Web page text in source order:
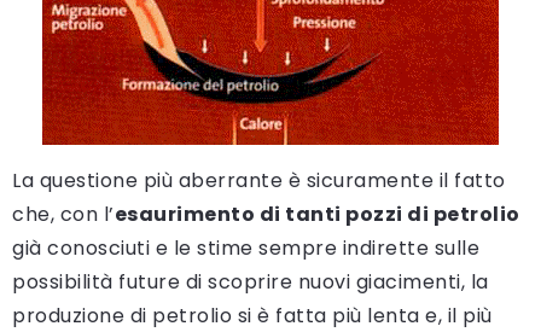
La questione più aberrante è sicuramente il fatto
che, con l’esaurimento di tanti pozzi di petrolio
già conosciuti e le stime sempre indirette sulle
possibilità future di scoprire nuovi giacimenti, la
produzione di petrolio si è fatta più lenta e, il più